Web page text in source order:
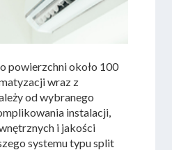
powierzchni około 100
wraz z
od wybranego
instalacji,
i jakości
systemu typu split